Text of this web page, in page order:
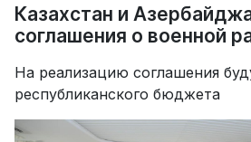
Казахстан и
соглашения о военной
На реализацию соглашения
республиканского бюджета